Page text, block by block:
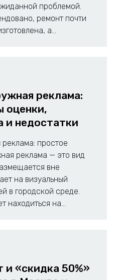
проблемой.
ремонт почти
а...
реклама:
оценки,
и недостатки
простое
реклама — это вид
вне
на визуальный
в городской среде.
находиться на...
и «скидка 50%»